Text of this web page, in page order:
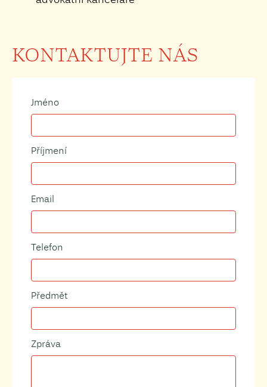
KONTAKTUJTE NÁS
Jméno
Příjmení
Email
Telefon
Předmět
Zpráva